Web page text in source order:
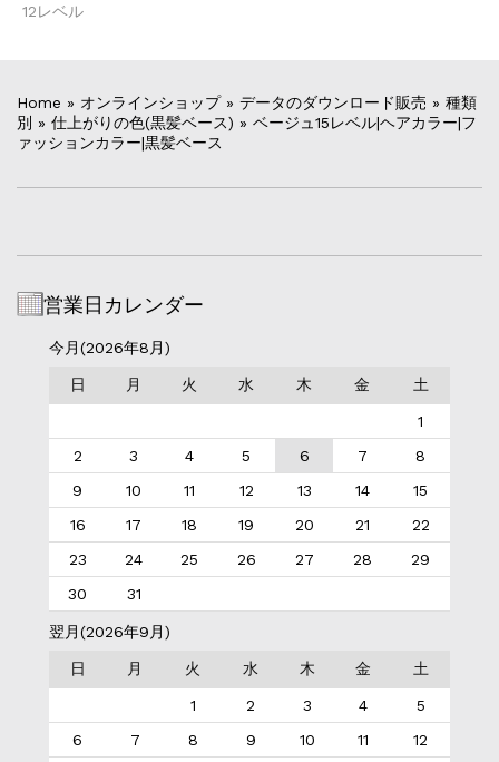
12レベル
Home » オンラインショップ » データのダウンロード販売 » 種類
別 » 仕上がりの色(黒髪ベース) » ベージュ15レベル|ヘアカラー|フ
ァッションカラー|黒髪ベース
営業日カレンダー
今月(2026年8月)
日 月 火 水 木 金 土
1
2
3 4 5 6 7
8
9
10 11 12 13 14
15
16
17 18 19 20 21
22
23
24 25 26 27 28
29
30
31
翌月(2026年9月)
日 月 火 水 木 金 土
1 2 3 4
5
6
7 8 9 10 11 12